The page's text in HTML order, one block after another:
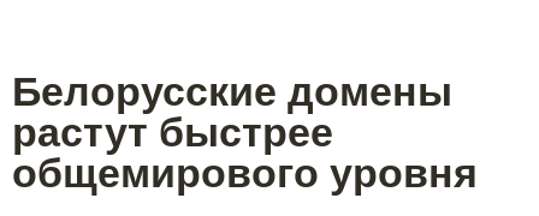
Белорусские домены
растут быстрее
общемирового уровня